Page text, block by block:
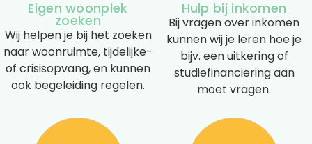
Eigen woonplek
zoeken
Wij helpen je bij het zoeken
naar woonruimte, tijdelijke-
of crisisopvang, en kunnen
ook begeleiding regelen.
Hulp bij inkomen
Bij vragen over inkomen
kunnen wij je leren hoe je
bijv. een uitkering of
studiefinanciering aan
moet vragen.